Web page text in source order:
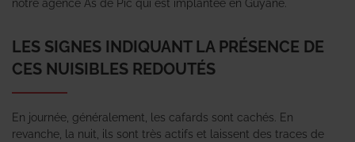
notre agence As de Pic qui est implantée en Guyane.
LES SIGNES INDIQUANT LA PRÉSENCE DE
CES NUISIBLES REDOUTÉS
En journée, généralement, les cafards sont cachés. En
revanche, la nuit, ils sont très actifs et laissent des traces de